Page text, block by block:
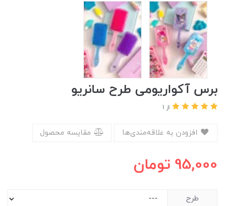
برس آکواریومی طرح سانریو
از 1
مقایسه محصول
95,000 تومان
طرح